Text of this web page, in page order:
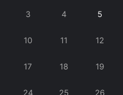
3 4 5
10 11 12
17 18 19
24 25 26